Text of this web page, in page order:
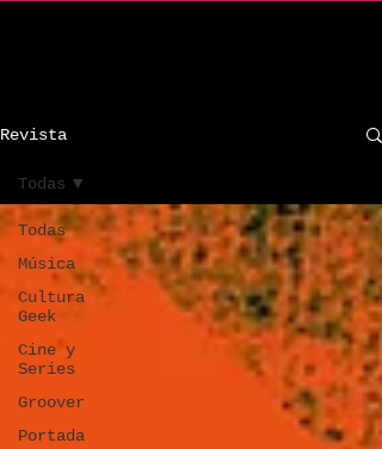
Revista
Todas
Música
Cultura
Geek
Cine y
Series
Groover
Portada
Todas